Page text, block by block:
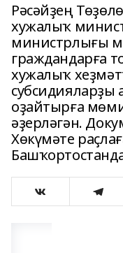
Рәсәйҙең
хужалыҡ
министрлығы
граждандарға
хужалыҡ
субсидияларҙы
оҙайтырға
әҙерләгән.
Хөкүмәте